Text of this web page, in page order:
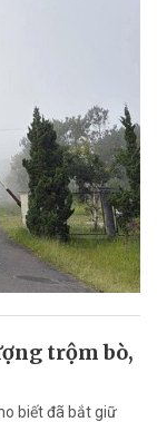
trộm bò,
biết đã bắt giữ